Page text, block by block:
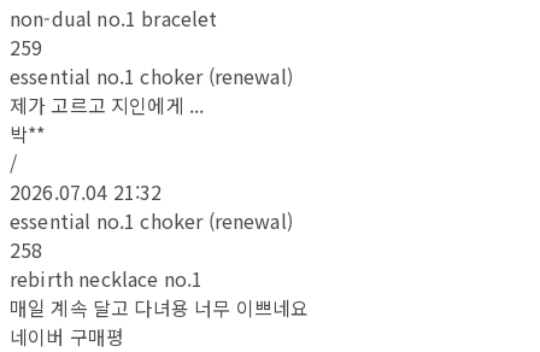
non-dual no.1 bracelet
259
essential no.1 choker (renewal)
제가 고르고 지인에게 ...
박**
/
2026.07.04 21:32
essential no.1 choker (renewal)
258
rebirth necklace no.1
매일 계속 달고 다녀용 너무 이쁘네요
네이버 구매평